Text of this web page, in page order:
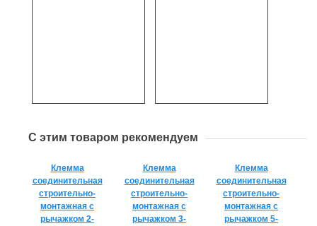
С этим товаром рекомендуем
Клемма
соединительная
строительно-
монтажная с
рычажком 2-
Клемма
соединительная
строительно-
монтажная с
рычажком 3-
Клемма
соединительная
строительно-
монтажная с
рычажком 5-